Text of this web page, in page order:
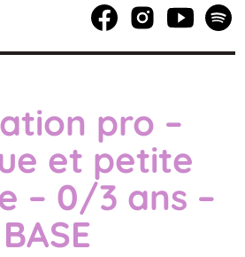
pro –
et petite
– 0/3 ans –
BASE